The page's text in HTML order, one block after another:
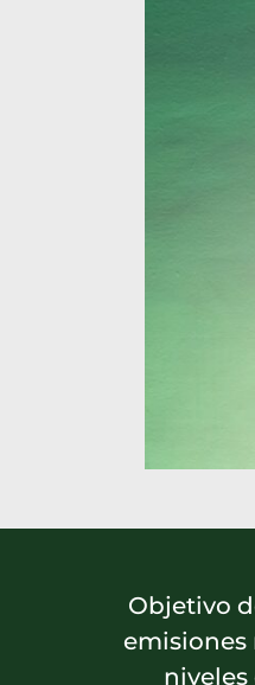
Objetivo
emisiones
niveles